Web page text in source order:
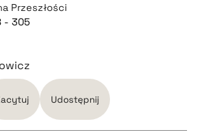
Przeszłości
- 305
Udostępnij